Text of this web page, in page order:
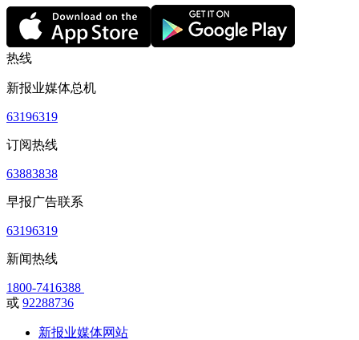
热线
新报业媒体总机
63196319
订阅热线
63883838
早报广告联系
63196319
新闻热线
1800-7416388
或 92288736
新报业媒体网站